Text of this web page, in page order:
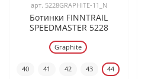
арт. 5228GRAPHITE-11_N
Ботинки FINNTRAIL
SPEEDMASTER 5228
Graphite
40 41 42 43
44